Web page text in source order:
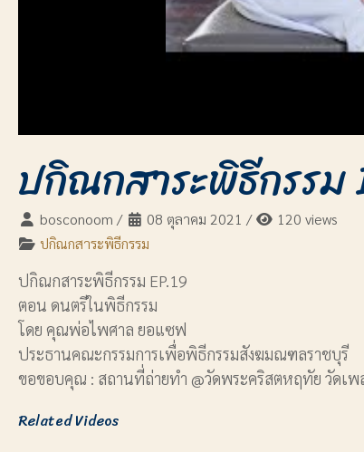
ปกิณกสาระพิธีกรร
bosconoom / 08 ตุลาคม 2021 /
120 views
ปกิณกสาระพิธีกรรม
ปกิณกสาระพิธีกรรม EP.19
ตอน ดนตรีในพิธีกรรม
โดย คุณพ่อไพศาล ยอแซฟ
ประธานคณะกรรมการเพื่อพิธีกรรมสังฆมณฑลราชบุรี
ขอขอบคุณ : สถานที่ถ่ายทำ @วัดพระคริสตหฤทัย วัดเพ
Related Videos